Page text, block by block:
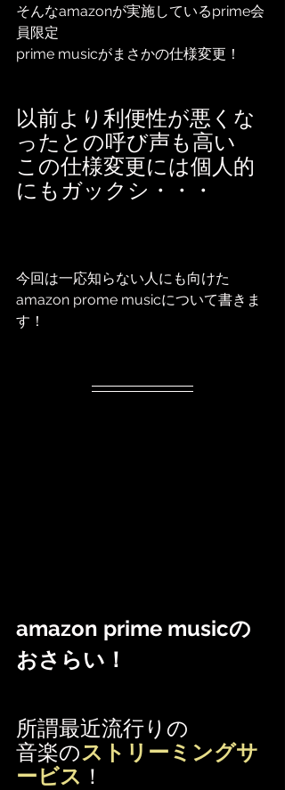
そんなamazonが実施しているprime会
員限定
prime musicがまさかの仕様変更！
以前より利便性が悪くな
ったとの呼び声も高い
この仕様変更には個人的
にもガックシ・・・
今回は一応知らない人にも向けた
amazon prome musicについて書きま
す！
amazon prime musicの
おさらい！
所謂最近流行りの
音楽のストリーミングサ
ービス ！